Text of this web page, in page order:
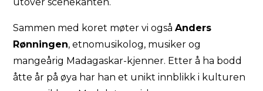
Sammen med koret møter vi ogsåAnders
Rønningen, etnomusikolog, musiker og
mangeårig Madagaskar-kjenner. Etter å ha bodd
åtte år på øya har han et unikt innblikk i kulturen